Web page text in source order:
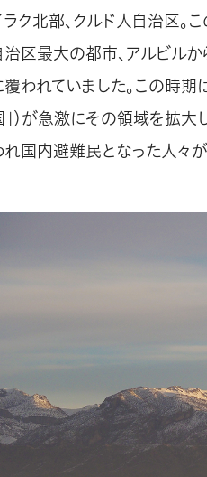
ラク北部、クルド人自治区。
治区最大の都市、アルビル
覆われていました。この時期
」）が急激にその領域を拡
れ国内避難民となった人々